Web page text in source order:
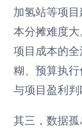
加氢站等项
本分摊难度
项目成本的
糊、预算执
与项目盈利判
其三，数据